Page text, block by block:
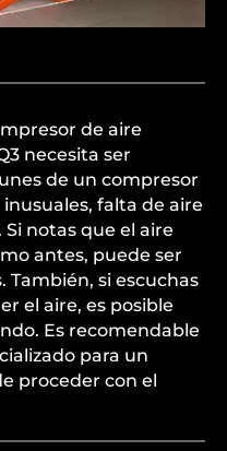
de aire
necesita ser
de un compresor
falta de aire
notas que el aire
antes, puede ser
si escuchas
el aire, es posible
Es recomendable
para un
proceder con el